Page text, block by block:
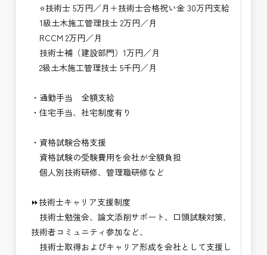
⭐技術士 5万円／月＋技術士合格祝い金 30万円支給
1級土木施工管理技士 2万円／月
RCCM 2万円／月
技術士補（建設部門）1万円／月
2級土木施工管理技士 5千円／月
・通勤手当 全額支給
・住宅手当、社宅制度有り
・資格試験合格支援
資格試験の受験費用を会社が全額負担
個人別技術研修、管理職研修など
⏩技術士キャリア支援制度
技術士勉強会、論文添削サポート、口頭試験対策、
技術者コミュニティ参加など、
技術士取得およびキャリア形成を会社として支援し